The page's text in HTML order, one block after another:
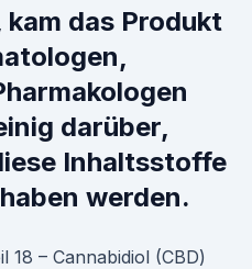
das Produkt
darüber,
Inhaltsstoffe
werden.
18 – Cannabidiol (CBD)